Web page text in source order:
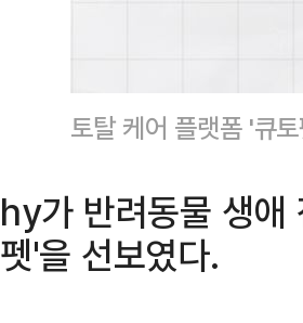
토탈 케어 플랫폼 '큐
hy가 반려동물 생애
펫'을 선보였다.